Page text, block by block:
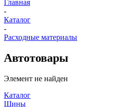
Главная
-
Каталог
-
Расходные материалы
Автотовары
Элемент не найден
Каталог
Шины